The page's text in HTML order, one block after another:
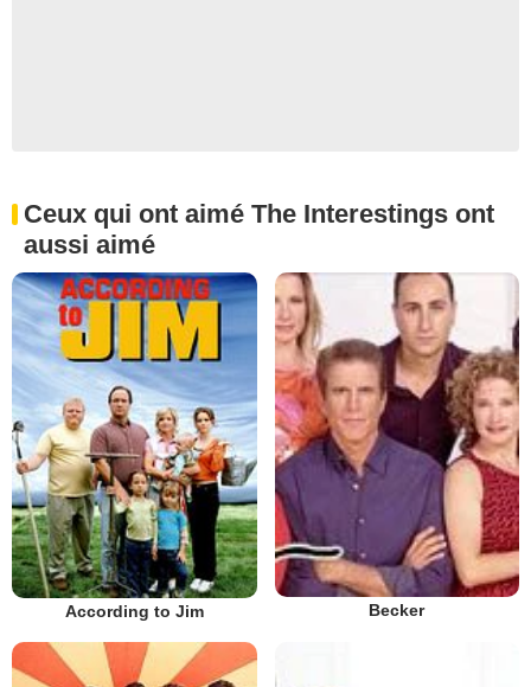
Ceux qui ont aimé The Interestings ont
aussi aimé
According to Jim Becker